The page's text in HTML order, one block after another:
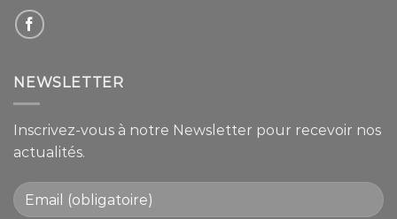
NEWSLETTER
Inscrivez-vous à notre Newsletter pour recevoir nos
actualités.